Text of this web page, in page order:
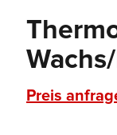
Preis